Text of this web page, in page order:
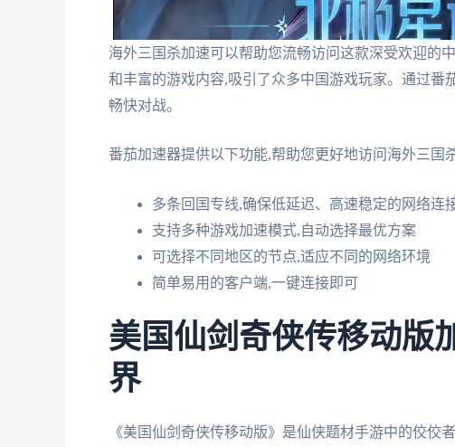
海外三国杀加速可以帮助您流畅访问这款深受欢迎的
和丰富的游戏内容,吸引了众多中国游戏玩家。通过番
畅快对战。
番茄加速器提供以下功能,帮助您更好地访问海外三国
多条回国专线,确保低延迟、高速稳定的网络连
支持多种游戏加速模式,自动选择最优方案
可选择不同地区的节点,适应不同的网络环境
简单易用的客户端,一键连接即可
美国仙剑奇侠传移动版
界
《美国仙剑奇侠传移动版》是仙侠题材手游中的佼佼